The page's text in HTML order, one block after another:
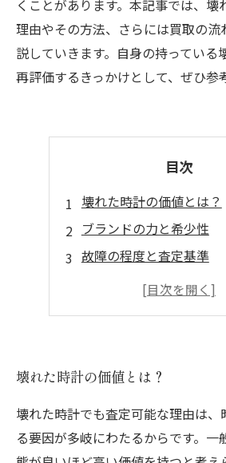
くことがあります。本記事では、壊
理由やその方法、さらには買取の
説していきます。自身の持っている
再評価するきっかけとして、ぜひ参
目次
壊れた時計の価値とは？
ブランドの力と希少性
故障の程度と査定基準
買取の流れとリスク
壊れた時計の価値とは？
壊れた時計でも査定可能な理由は
る要因が多岐にわたるからです。一